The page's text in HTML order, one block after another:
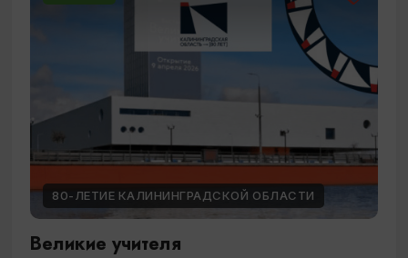
80-ЛЕТИЕ КАЛИНИНГРАДСКОЙ ОБЛАСТИ
Великие учителя